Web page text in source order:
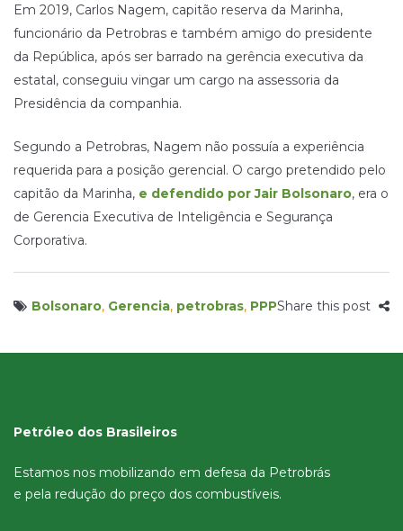
Em 2019, Carlos Nagem, capitão reserva da Marinha,
funcionário da Petrobras e também amigo do presidente
da República, após ser barrado na gerência executiva da
estatal, conseguiu vingar um cargo na assessoria da
Presidência da companhia.
Segundo a Petrobras, Nagem não possuía a experiência
requerida para a posição gerencial. O cargo pretendido pelo
capitão da Marinha, e defendido por Jair Bolsonaro, era o
de Gerencia Executiva de Inteligência e Segurança
Corporativa.
Bolsonaro, Gerencia, petrobras, PPPShare this post
Petróleo dos Brasileiros
Estamos nos mobilizando em defesa da Petrobrás
e pela redução do preço dos combustíveis.